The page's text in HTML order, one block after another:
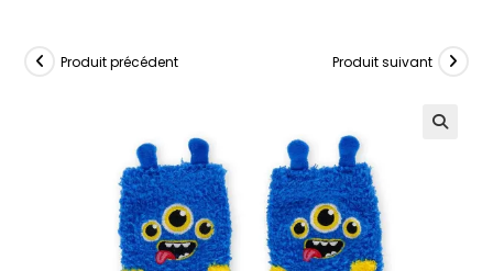
Produit précédent Produit suivant